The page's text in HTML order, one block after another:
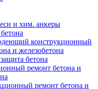
и хим. анкеры
конструкционный
и железобетона
бетона
ремонт бетона и
ремонт бетона и